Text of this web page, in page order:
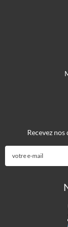
Recevez